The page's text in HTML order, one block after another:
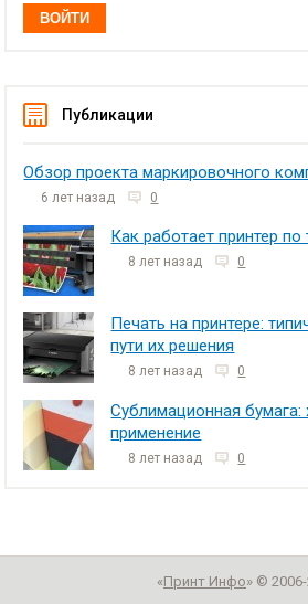
Публикации
Обзор проекта маркировочного
6 лет назад 0
Как работает принтер по
8 лет назад 0
Печать на принтере:
пути их решения
8 лет назад 0
Сублимационная бумага:
применение
8 лет назад 0
«Принт Инфо» ©